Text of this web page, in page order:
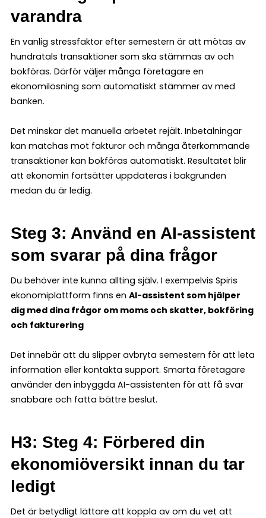
varandra
En vanlig stressfaktor efter semestern är att mötas av
hundratals transaktioner som ska stämmas av och
bokföras. Därför väljer många företagare en
ekonomilösning som automatiskt stämmer av med
banken.
Det minskar det manuella arbetet rejält. Inbetalningar
kan matchas mot fakturor och många återkommande
transaktioner kan bokföras automatiskt. Resultatet blir
att ekonomin fortsätter uppdateras i bakgrunden
medan du är ledig.
Steg 3: Använd en AI-assistent
som svarar på dina frågor
Du behöver inte kunna allting själv. I exempelvis Spiris
ekonomiplattform finns en AI-assistent som hjälper
dig med dina frågor om moms och skatter, bokföring
och fakturering
Det innebär att du slipper avbryta semestern för att leta
information eller kontakta support. Smarta företagare
använder den inbyggda AI-assistenten för att få svar
snabbare och fatta bättre beslut.
H3: Steg 4: Förbered din
ekonomiöversikt innan du tar
ledigt
Det är betydligt lättare att koppla av om du vet att